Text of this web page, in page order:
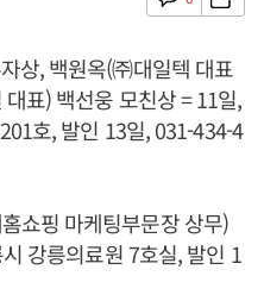
상, 백원옥(㈜대일텍 대표
표) 백선웅 모친상 = 11일,
호, 발인 13일, 031-434-4
쇼핑 마케팅부문장 상무)
강릉의료원 7호실, 발인 1